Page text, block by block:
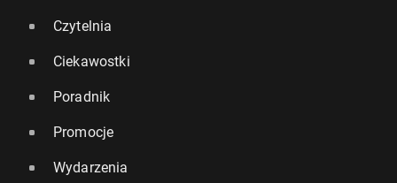
Czytelnia
Ciekawostki
Poradnik
Promocje
Wydarzenia